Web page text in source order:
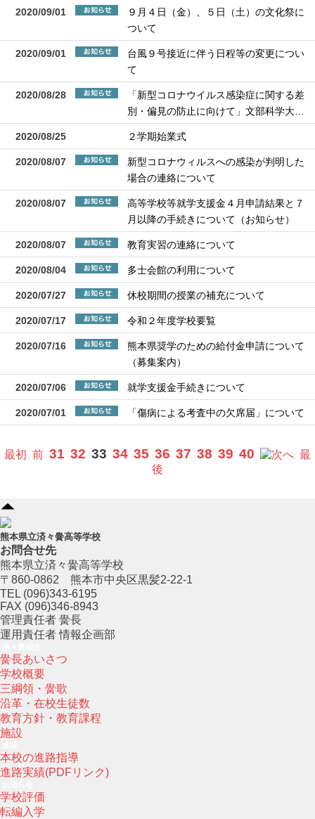
2020/09/01
９月４日（金）、５日（土）の文化祭に
ついて
2020/09/01
台風９号接近に伴う日程等の変更につい
て
2020/08/28
「新型コロナウイルス感染症に関する差
別・偏見の防止に向けて」文部科学大…
2020/08/25 ２学期始業式
2020/08/07
新型コロナウィルスへの感染が判明した
場合の連絡について
2020/08/07
高等学校等就学支援金４月申請結果と７
月以降の手続きについて（お知らせ）
2020/08/07 教育実習の連絡について
2020/08/04 多士会館の利用について
2020/07/27 休校期間の授業の補充について
2020/07/17 令和２年度学校要覧
2020/07/16
熊本県奨学のための給付金申請について
（募集案内）
2020/07/06 就学支援金手続きについて
2020/07/01 「傷病による考査中の欠席届」について
最初 前 31 32 33 34 35 36 37 38 39 40 へ 最
後
熊本県立済々黌高等学校
お問合せ先
熊本県立済々黌高等学校
〒860-0862 熊本市中央区黒髪2-22-1
TEL (096)343-6195
FAX (096)346-8943
管理責任者 黌長
運用責任者 情報企画部
黌長あいさつ
学校概要
三綱領・黌歌
沿革・在校生徒数
教育方針・教育課程
施設
本校の進路指導
進路実績(PDFリンク)
学校評価
転編入学